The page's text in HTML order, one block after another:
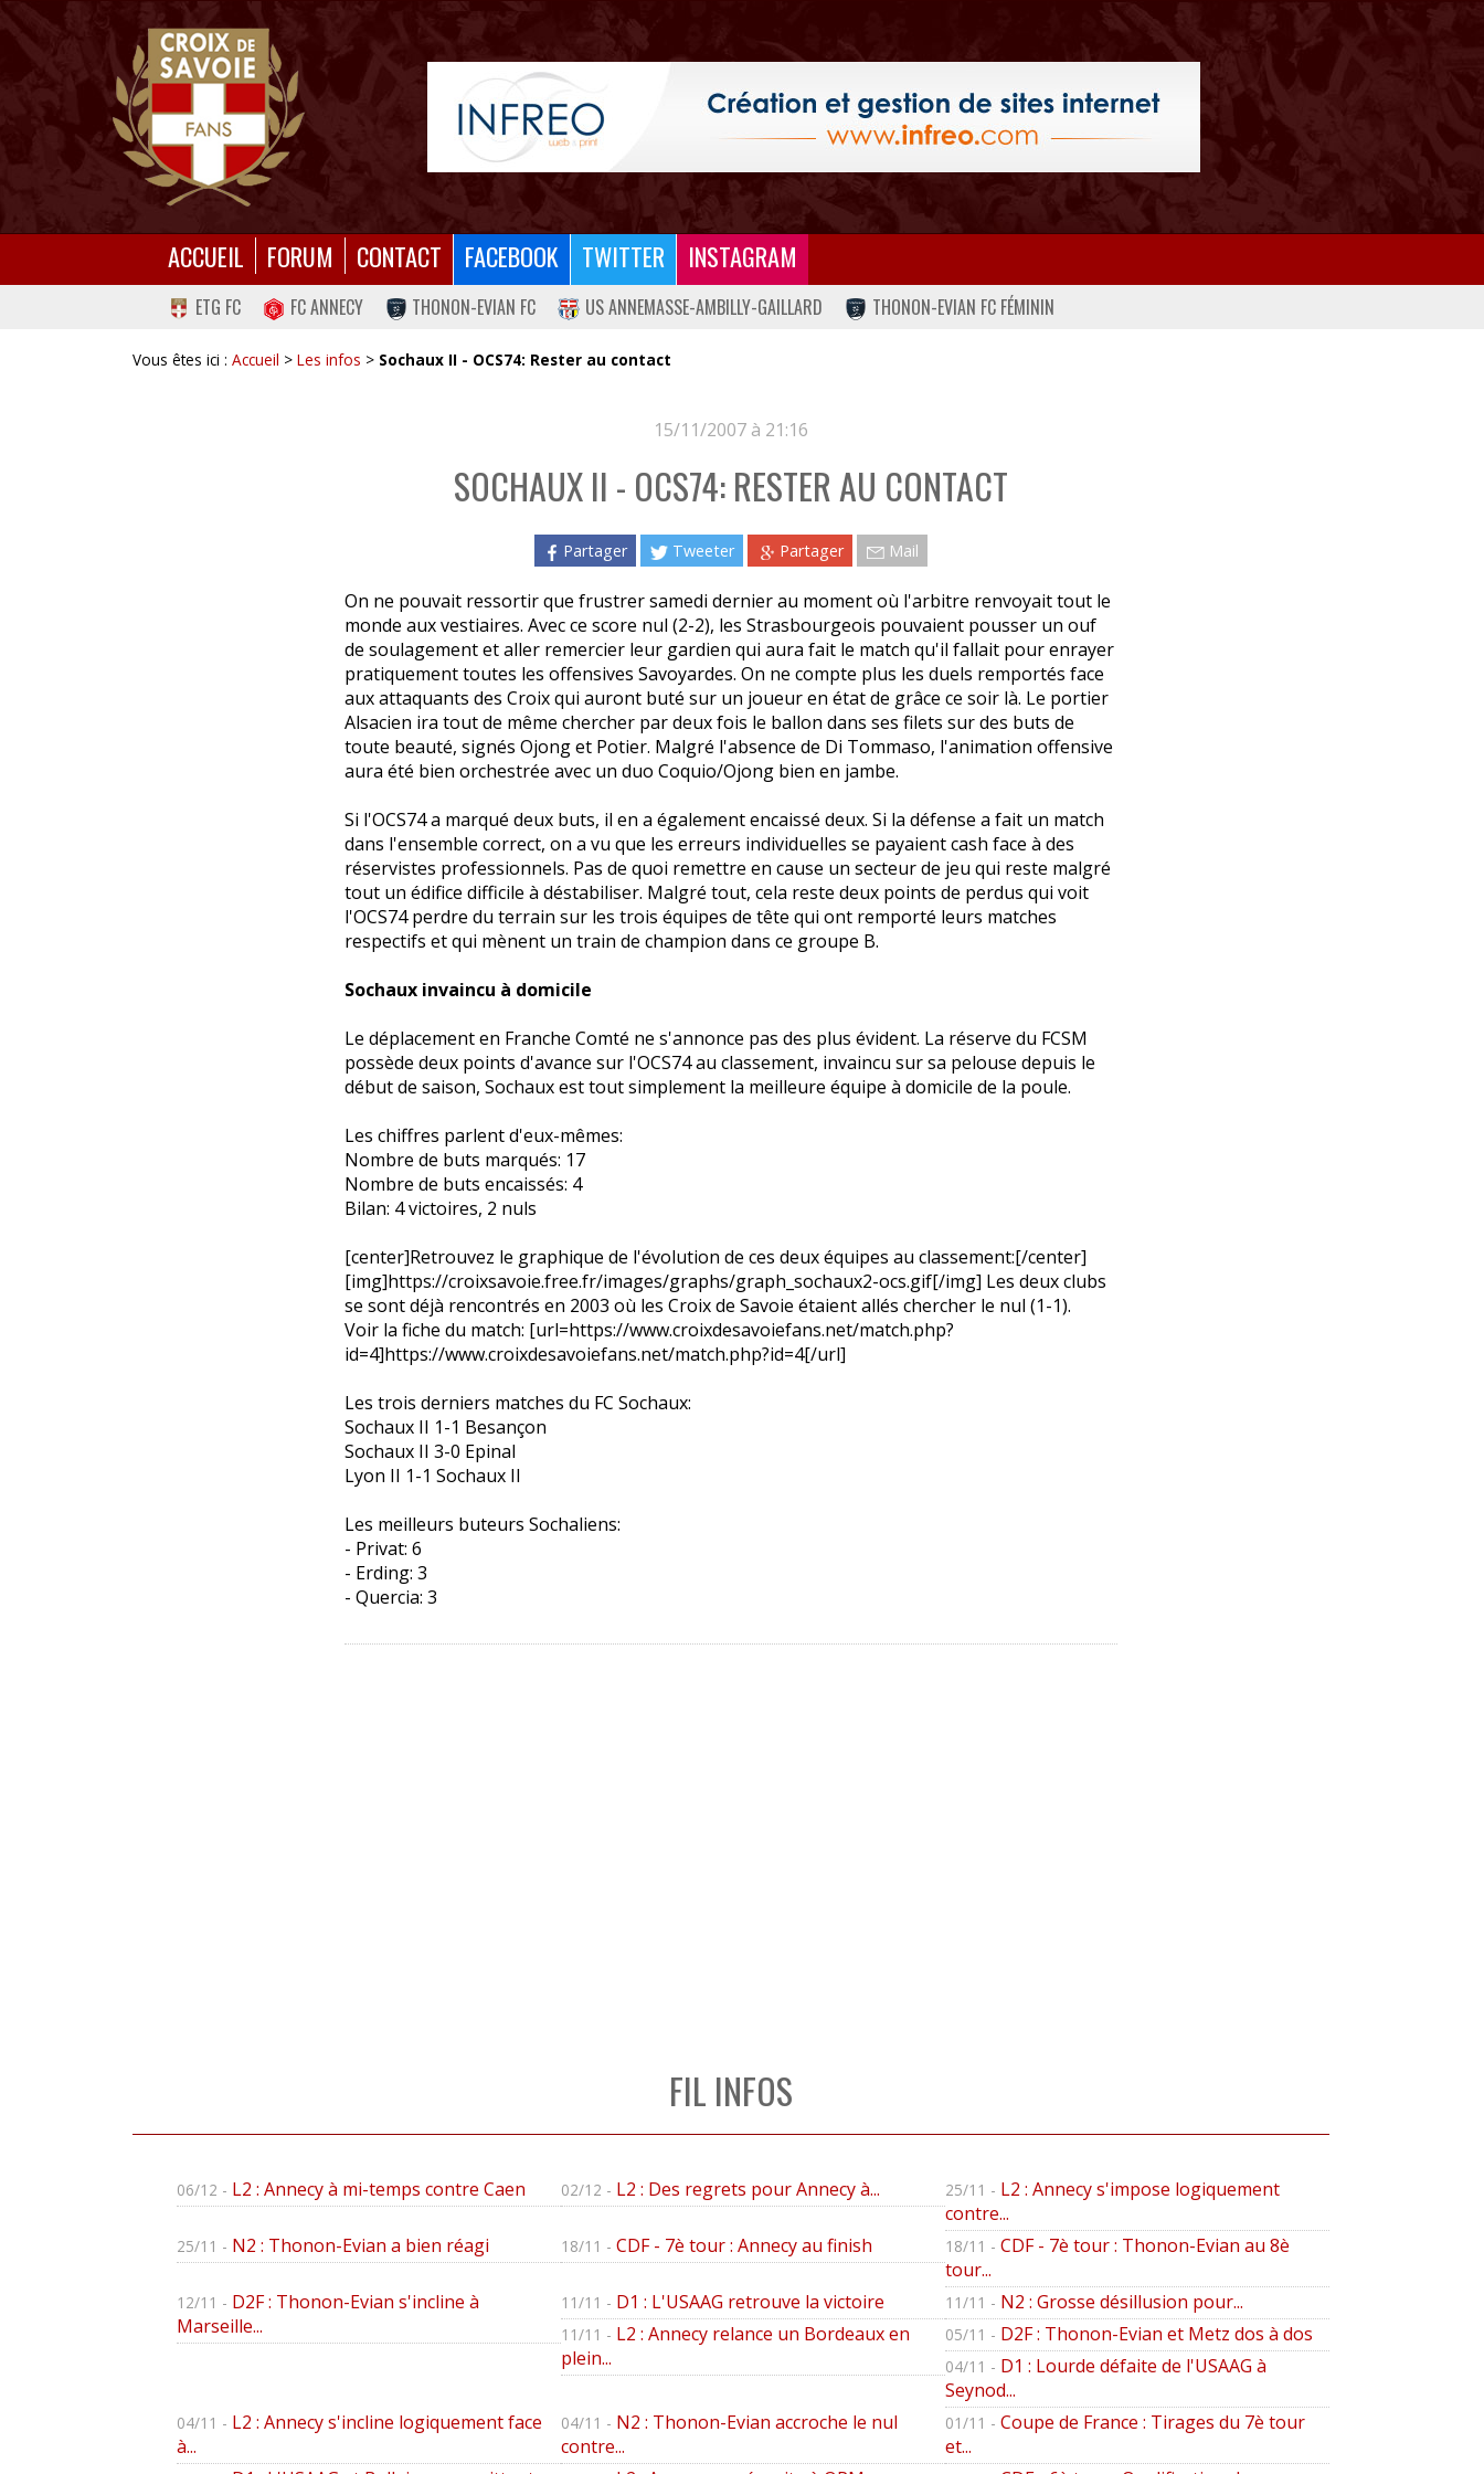
ACCUEIL FORUM CONTACT FACEBOOK TWITTER INSTAGRAM
ETG FC FC ANNECY THONON-EVIAN FC US ANNEMASSE-AMBILLY-GAILLARD THONON-EVIAN FC FÉMININ
Vous êtes ici : Accueil > Les infos > Sochaux II - OCS74: Rester au contact
15/11/2007 à 21:16
SOCHAUX II - OCS74: RESTER AU CONTACT
Partager Tweeter Partager Mail
On ne pouvait ressortir que frustrer samedi dernier au moment où l'arbitre renvoyait tout le
monde aux vestiaires. Avec ce score nul (2-2), les Strasbourgeois pouvaient pousser un ouf
de soulagement et aller remercier leur gardien qui aura fait le match qu'il fallait pour enrayer
pratiquement toutes les offensives Savoyardes. On ne compte plus les duels remportés face
aux attaquants des Croix qui auront buté sur un joueur en état de grâce ce soir là. Le portier
Alsacien ira tout de même chercher par deux fois le ballon dans ses filets sur des buts de
toute beauté, signés Ojong et Potier. Malgré l'absence de Di Tommaso, l'animation offensive
aura été bien orchestrée avec un duo Coquio/Ojong bien en jambe.
Si l'OCS74 a marqué deux buts, il en a également encaissé deux. Si la défense a fait un match
dans l'ensemble correct, on a vu que les erreurs individuelles se payaient cash face à des
réservistes professionnels. Pas de quoi remettre en cause un secteur de jeu qui reste malgré
tout un édifice difficile à déstabiliser. Malgré tout, cela reste deux points de perdus qui voit
l'OCS74 perdre du terrain sur les trois équipes de tête qui ont remporté leurs matches
respectifs et qui mènent un train de champion dans ce groupe B.
Sochaux invaincu à domicile
Le déplacement en Franche Comté ne s'annonce pas des plus évident. La réserve du FCSM
possède deux points d'avance sur l'OCS74 au classement, invaincu sur sa pelouse depuis le
début de saison, Sochaux est tout simplement la meilleure équipe à domicile de la poule.
Les chiffres parlent d'eux-mêmes:
Nombre de buts marqués: 17
Nombre de buts encaissés: 4
Bilan: 4 victoires, 2 nuls
[center]Retrouvez le graphique de l'évolution de ces deux équipes au classement:[/center]
[img]https://croixsavoie.free.fr/images/graphs/graph_sochaux2-ocs.gif[/img] Les deux clubs
se sont déjà rencontrés en 2003 où les Croix de Savoie étaient allés chercher le nul (1-1).
Voir la fiche du match: [url=https://www.croixdesavoiefans.net/match.php?
id=4]https://www.croixdesavoiefans.net/match.php?id=4[/url]
Les trois derniers matches du FC Sochaux:
Sochaux II 1-1 Besançon
Sochaux II 3-0 Epinal
Lyon II 1-1 Sochaux II
Les meilleurs buteurs Sochaliens:
- Privat: 6
- Erding: 3
- Quercia: 3
FIL INFOS
06/12 - L2 : Annecy à mi-temps contre Caen 02/12 - L2 : Des regrets pour Annecy à... 25/11 - L2 : Annecy s'impose logiquement
contre...
25/11 - N2 : Thonon-Evian a bien réagi 18/11 - CDF - 7è tour : Annecy au finish 18/11 - CDF - 7è tour : Thonon-Evian au 8è
tour...
12/11 - D2F : Thonon-Evian s'incline à
Marseille...
11/11 - D1 : L'USAAG retrouve la victoire 11/11 - N2 : Grosse désillusion pour...
11/11 - L2 : Annecy relance un Bordeaux en
plein...
05/11 - D2F : Thonon-Evian et Metz dos à dos
04/11 - D1 : Lourde défaite de l'USAAG à
Seynod...
04/11 - L2 : Annecy s'incline logiquement face
à...
04/11 - N2 : Thonon-Evian accroche le nul
contre...
01/11 - Coupe de France : Tirages du 7è tour
et...